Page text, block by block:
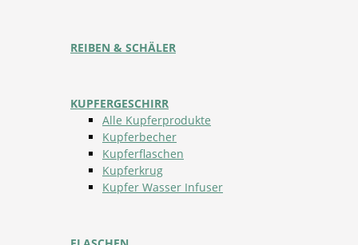
REIBEN & SCHÄLER
KUPFERGESCHIRR
Alle Kupferprodukte
Kupferbecher
Kupferflaschen
Kupferkrug
Kupfer Wasser Infuser